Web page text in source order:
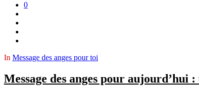
0
In Message des anges pour toi
Message des anges pour aujourd’hui